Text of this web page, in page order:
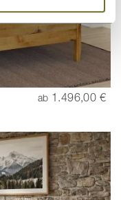
ab 1.496,00 €